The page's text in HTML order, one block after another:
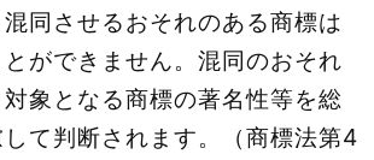
同させるおそれのある商標は
ができません。混同のおそれ
象となる商標の著名性等を総
て判断されます。（商標法第4